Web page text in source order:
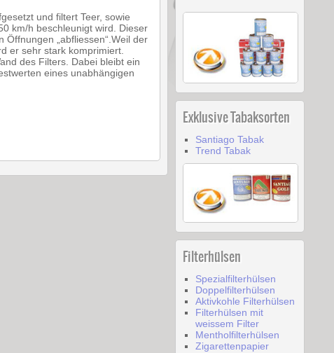
und filtert Teer, sowie
km/h beschleunigt wird. Dieser
„abfliessen“.Weil der
er sehr stark komprimiert.
des Filters. Dabei bleibt ein
eines unabhängigen
Exklusive Tabaksorten
Santiago Tabak
Trend Tabak
Filterhülsen
Spezialfilterhülsen
Doppelfilterhülsen
Aktivkohle Filterhülsen
Filterhülsen mit
weissem Filter
Mentholfilterhülsen
Zigarettenpapier